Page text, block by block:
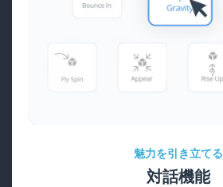
魅力を引き立てる
対話機能